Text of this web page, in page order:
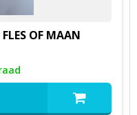
OF MAAN